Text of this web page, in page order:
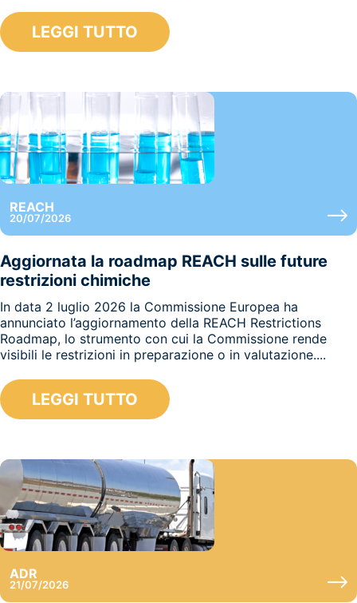
LEGGI TUTTO
REACH
20/07/2026
Aggiornata la roadmap REACH sulle future
restrizioni chimiche
In data 2 luglio 2026 la Commissione Europea ha
annunciato l’aggiornamento della REACH Restrictions
Roadmap, lo strumento con cui la Commissione rende
visibili le restrizioni in preparazione o in valutazione....
LEGGI TUTTO
ADR
21/07/2026